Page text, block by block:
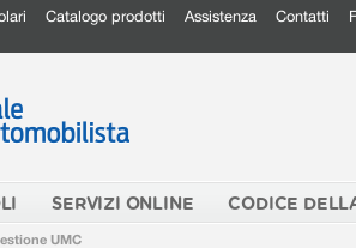
Catalogo prodotti Assistenza Contatti
SERVIZI ONLINE CODICE
UMC